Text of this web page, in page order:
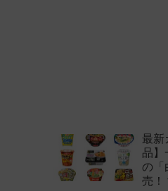
最新
品】
の「
売！